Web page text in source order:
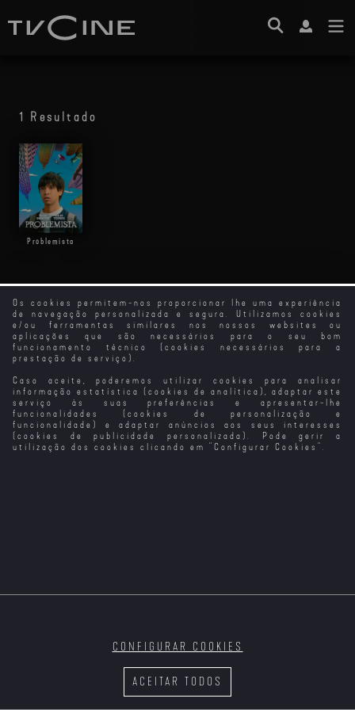
Os cookies permitem-nos proporcionar lhe uma experiência
de navegação personalizada e segura. Utilizamos cookies
e/ou ferramentas similares nos nossos websites ou
aplicações que são necessários para o seu bom
funcionamento técnico (cookies necessários para a
prestação de serviço).
Caso aceite, poderemos utilizar cookies para analisar
informação estatística (cookies de analítica), adaptar este
serviço às suas preferências e apresentar-lhe
funcionalidades (cookies de personalização e
funcionalidade) e adaptar anúncios aos seus interesses
(cookies de publicidade personalizada). Pode gerir a
utilização dos cookies clicando em " Configurar Cookies ".
ACEITAR TODOS
CONFIGURAR COOKIES
1 Resultado
Problemista